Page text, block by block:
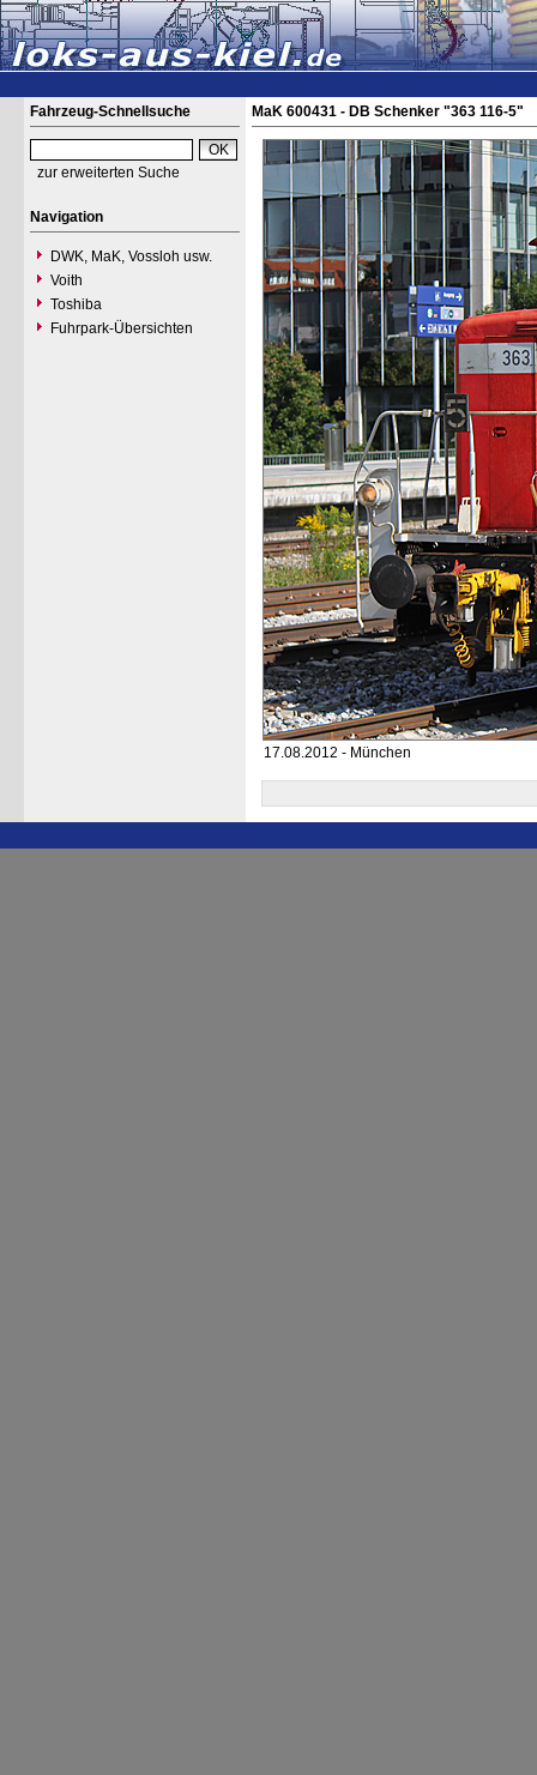
Fahrzeug-Schnellsuche
zur erweiterten Suche
Navigation
DWK, MaK, Vossloh usw.
Voith
Toshiba
Fuhrpark-Übersichten
MaK 600431 - DB Schenker "363 116-5"
17.08.2012 - München